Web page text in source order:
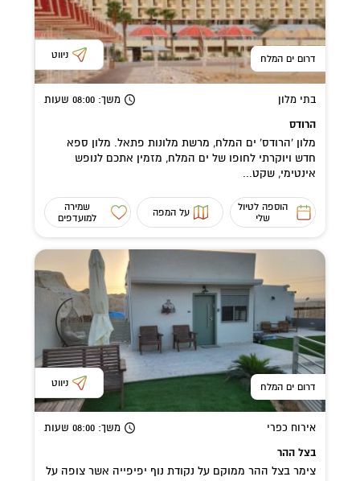
דרום ים המלח ניווט
בתי מלון משך: 08:00 שעות
הרודס
מלון 'הרודס' ים המלח, מרשת מלונות פתאל. מלון ספא
חדש ויוקרתי לחופו של ים המלח, מזמין אתכם לנופש
אינטימי, שקט...
הוספה לטיול
שלי
על המפה
שמירה
למועדפים
דרום ים המלח ניווט
אירוח כפרי משך: 08:00 שעות
בצל ההר
צימר בצל ההר ממוקם על נקודת נוף יפיפייה אשר צופה על